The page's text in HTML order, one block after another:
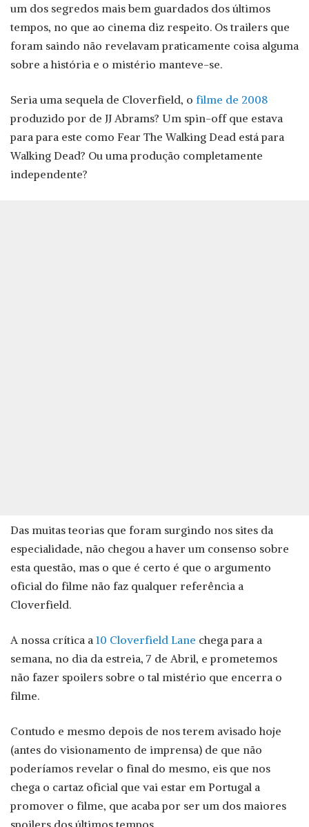
um dos segredos mais bem guardados dos últimos
tempos, no que ao cinema diz respeito. Os trailers que
foram saindo não revelavam praticamente coisa alguma
sobre a história e o mistério manteve-se.
Seria uma sequela de Cloverfield, o filme de 2008
produzido por de JJ Abrams? Um spin-off que estava
para para este como Fear The Walking Dead está para
Walking Dead? Ou uma produção completamente
independente?
Das muitas teorias que foram surgindo nos sites da
especialidade, não chegou a haver um consenso sobre
esta questão, mas o que é certo é que o argumento
oficial do filme não faz qualquer referência a
Cloverfield.
A nossa crítica a 10 Cloverfield Lane chega para a
semana, no dia da estreia, 7 de Abril, e prometemos
não fazer spoilers sobre o tal mistério que encerra o
filme.
Contudo e mesmo depois de nos terem avisado hoje
(antes do visionamento de imprensa) de que não
poderíamos revelar o final do mesmo, eis que nos
chega o cartaz oficial que vai estar em Portugal a
promover o filme, que acaba por ser um dos maiores
spoilers dos últimos tempos.